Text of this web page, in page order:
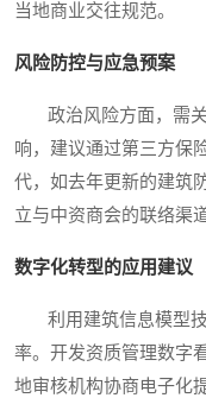
当地商业交往规范。
风险防控与应急预案
政治风险方面，需关
响，建议通过第三方保
代，如去年更新的建筑
立与中资商会的联络渠
数字化转型的应用建议
利用建筑信息模型技
率。开发资质管理数字
地审核机构协商电子化